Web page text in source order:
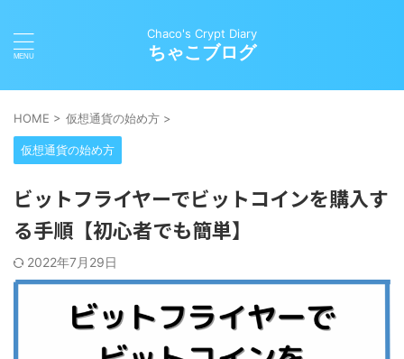
Chaco's Crypt Diary
ちゃこブログ
HOME > 仮想通貨の始め方 >
仮想通貨の始め方
ビットフライヤーでビットコインを購入す
る手順【初心者でも簡単】
2022年7月29日